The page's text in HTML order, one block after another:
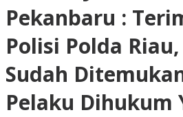
Pekanbaru :
Polisi Polda Riau,
Sudah
Pelaku Dihukum